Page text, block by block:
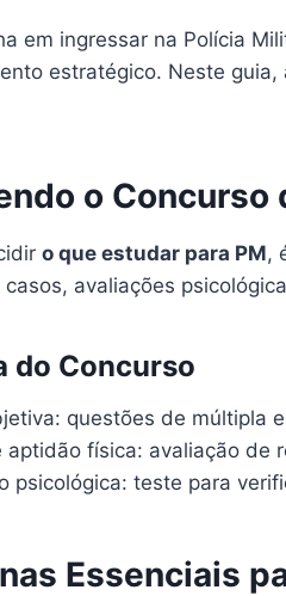
em ingressar na Polícia
estratégico. Neste
o
o que estudar para PM,
casos, avaliações
do Concurso
questões de múltipla
aptidão física: avaliação de
psicológica: teste para
Essenciais